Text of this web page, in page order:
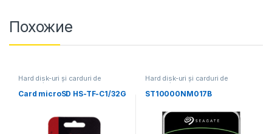
Похожие
Hard disk-uri și carduri de
memorie
Card microSD HS-TF-C1/32G
Hard disk-uri și carduri de
memorie
ST10000NM017B